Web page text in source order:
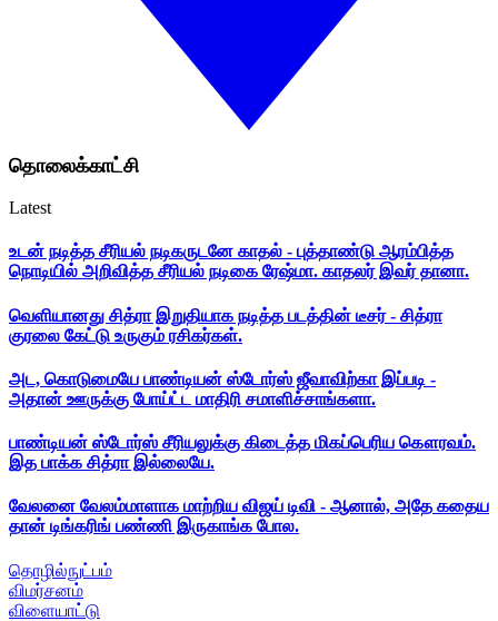
தொலைக்காட்சி
Latest
உடன் நடித்த சீரியல் நடிகருடனே காதல் - புத்தாண்டு ஆரம்பித்த
நொடியில் அறிவித்த சீரியல் நடிகை ரேஷ்மா. காதலர் இவர் தானா.
வெளியானது சித்ரா இறுதியாக நடித்த படத்தின் டீசர் - சித்ரா
குரலை கேட்டு உருகும் ரசிகர்கள்.
அட, கொடுமையே பாண்டியன் ஸ்டோர்ஸ் ஜீவாவிற்கா இப்படி -
அதான் ஊருக்கு போய்ட்ட மாதிரி சமாளிச்சாங்களா.
பாண்டியன் ஸ்டோர்ஸ் சீரியலுக்கு கிடைத்த மிகப்பெரிய கௌரவம்.
இத பாக்க சித்ரா இல்லையே.
வேலனை வேலம்மாளாக மாற்றிய விஜய் டிவி - ஆனால், அதே கதைய
தான் டிங்கரிங் பண்ணி இருகாங்க போல.
தொழில்நுட்பம்
விமர்சனம்
விளையாட்டு